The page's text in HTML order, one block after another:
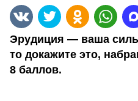
Эрудиция — ваша
то докажите это,
8 баллов.